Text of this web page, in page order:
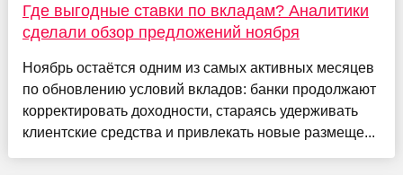
Где выгодные ставки по вкладам? Аналитики
сделали обзор предложений ноября
Ноябрь остаётся одним из самых активных месяцев
по обновлению условий вкладов: банки продолжают
корректировать доходности, стараясь удерживать
клиентские средства и привлекать новые размеще...